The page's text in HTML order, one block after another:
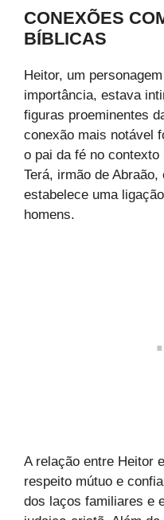
CONEXÕES
BÍBLICAS
Heitor, um
importância, estava
figuras proeminentes
conexão mais notável
o pai da fé no
Terá, irmão de
estabelece uma
homens.
A relação entre Heitor
respeito mútuo e
dos laços familiares e